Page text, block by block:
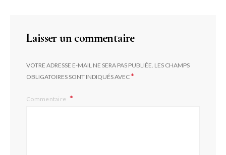
Laisser un commentaire
VOTRE ADRESSE E-MAIL NE SERA PAS PUBLIÉE. LES CHAMPS
OBLIGATOIRES SONT INDIQUÉS AVEC*
Commentaire